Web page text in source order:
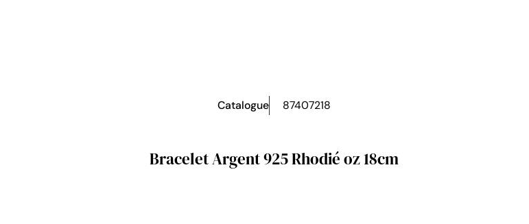
Catalogue 87407218
Bracelet Argent 925 Rhodié oz 18cm